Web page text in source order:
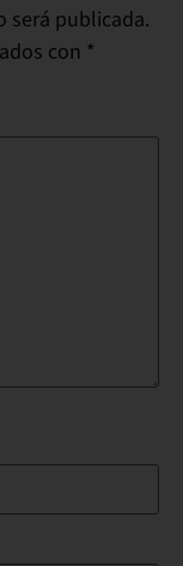
será publicada.
con *